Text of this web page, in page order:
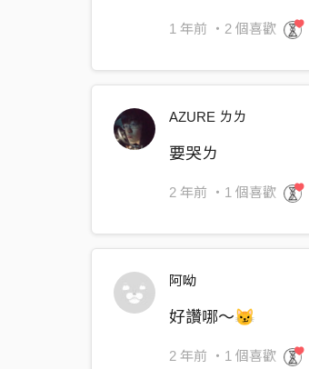
能饒恕 寬赦
眼看著漸漸黯淡的世界
怕黑 小時候怕黑 虛構的鬼
不變 不變的世界
怕黑 小時候怕黑 虛構的鬼
不變 不變的世界
怕黑 不變的世界
1 年前 ・2 個喜歡
AZURE ㄌㄌ
要哭ㄌ
2 年前 ・1 個喜歡
阿呦
好讚哪～😼
2 年前 ・1 個喜歡